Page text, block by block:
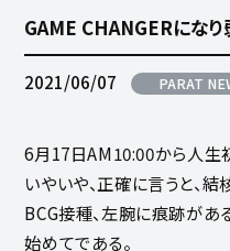
GAME CHANGERにな
2021/06/07 PARAT
6月17日AM10:00から人生
いやいや、正確に言うと、
BCG接種、左腕に痕跡があ
始めてである。